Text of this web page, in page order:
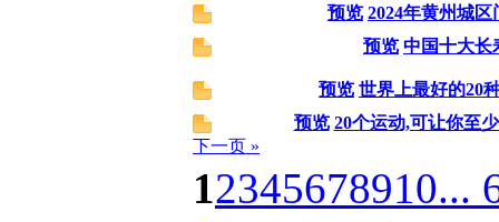
预览 2024年黄州城区
预览 中国十大长
预览 世界上最好的20
预览 20个运动,可让你至
下一页 »
12345678910...